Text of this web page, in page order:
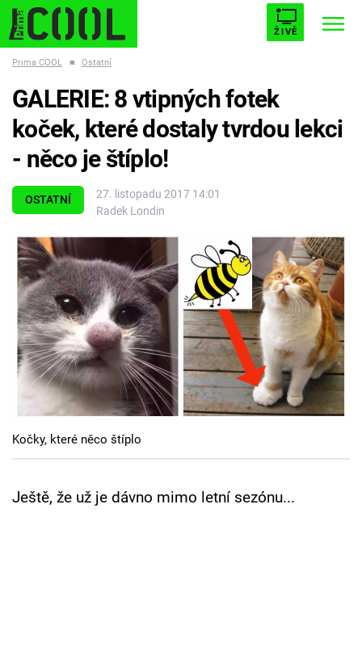
ŽIVĚ
ESCAPE PLNEJ KOTEL AVENGERS 5
Témata
Filmy
Seriály
Hry
Cool Esport
Pořady
TV Program
Sledujte prima+
Prima COOL ■ Ostatní
OSTATNÍ
27. listopadu 2017 14:01
Radek Londin
GALERIE: 8 vtipných fotek
koček, které dostaly tvrdou lekci
- něco je štíplo!
Kočky, které něco štíplo
Ještě, že už je dávno mimo letní sezónu...